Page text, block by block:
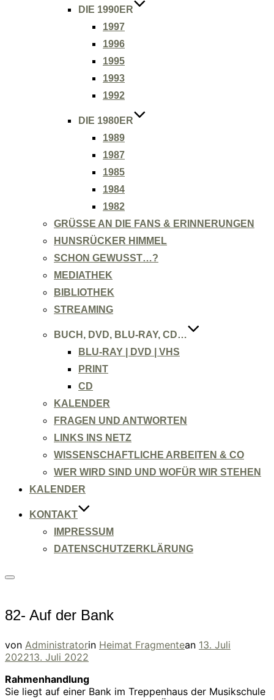
DIE 1990ER
1997
1996
1995
1993
1992
DIE 1980ER
1989
1987
1985
1984
1982
GRÜSSE AN DIE FANS & ERINNERUNGEN
HUNSRÜCKER HIMMEL
SCHON GEWUSST…?
MEDIATHEK
BIBLIOTHEK
STREAMING
BUCH, DVD, BLU-RAY, CD…
BLU-RAY | DVD | VHS
PRINT
CD
KALENDER
FRAGEN UND ANTWORTEN
LINKS INS NETZ
WISSENSCHAFTLICHE ARBEITEN & CO
WER WIRD SIND UND WOFÜR WIR STEHEN
KALENDER
KONTAKT
IMPRESSUM
DATENSCHUTZERKLÄRUNG
Seitenleiste
umschalten
82- Auf der Bank
von Administratorin Heimat Fragmentean Veröffentlicht
13. Juli
202213. Juli 2022
Rahmenhandlung
Sie liegt auf einer Bank im Treppenhaus der Musikschule